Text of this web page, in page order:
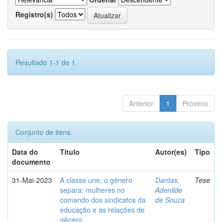
Registro(s)
Resultado 1-1 de 1.
Anterior 1 Próximo
Conjunto de itens:
Data do
documento
Título Autor(es) Tipo
31-Mai-2023
A classe une, o gênero
separa: mulheres no
comando dos sindicatos da
educação e as relações de
gênero
Dantas,
Adenilde
de Souza
Tese